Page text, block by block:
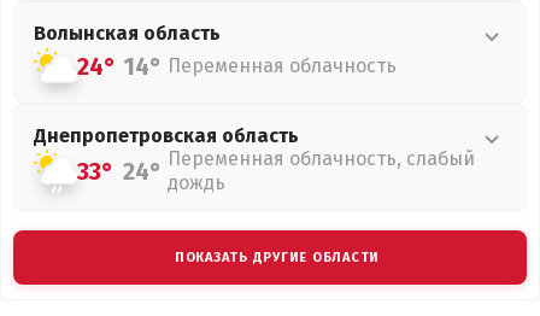
Волынская область
24° 14° Переменная облачность
Днепропетровская область
33° 24° Переменная облачность, слабый
дождь
ПОКАЗАТЬ ДРУГИЕ ОБЛАСТИ